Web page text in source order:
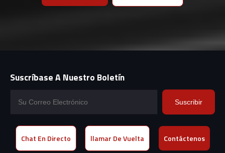
Suscríbase A Nuestro Boletín
Suscribir
Chat En Directo llamar De Vuelta Contáctenos